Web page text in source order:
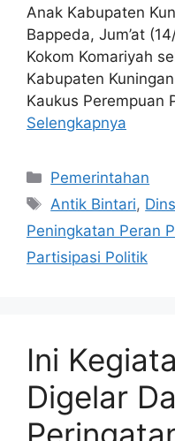
Anak Kabupaten
Bappeda, Jum’at
Kokom Komariyah
Kabupaten
Kaukus Perempuan
Selengkapnya
Kategori
Pemerintahan
Tag
Antik Bintari,
Peningkatan Peran
Partisipasi Politik
Ini
Digelar